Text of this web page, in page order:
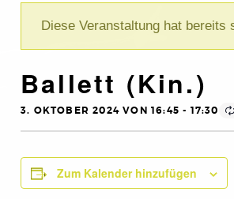
Diese Veranstaltung hat bereits
Ballett (Kin.)
3. OKTOBER 2024 VON 16:45 - 17:30
Zum Kalender hinzufügen